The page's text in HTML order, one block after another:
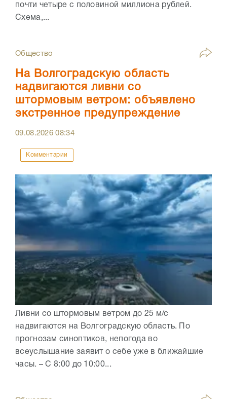
почти четыре с половиной миллиона рублей.
Схема,...
Общество
На Волгоградскую область
надвигаются ливни со
штормовым ветром: объявлено
экстренное предупреждение
09.08.202608:34
Комментарии
Ливни со штормовым ветром до 25 м/с
надвигаются на Волгоградскую область. По
прогнозам синоптиков, непогода во
всеуслышание заявит о себе уже в ближайшие
часы. – С 8:00 до 10:00...